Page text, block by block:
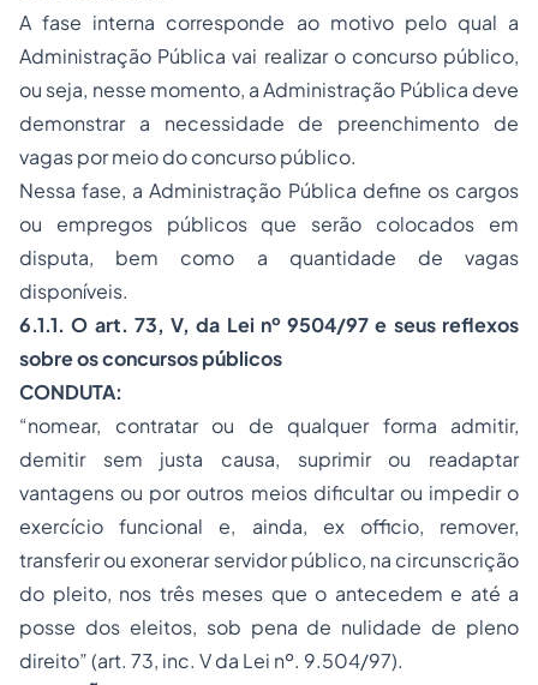
A fase interna corresponde ao motivo pelo qual a
Administração Pública vai realizar o concurso público,
ou seja, nesse momento, a Administração Pública deve
demonstrar a necessidade de preenchimento de
vagas por meio do concurso público.
Nessa fase, a Administração Pública define os cargos
ou empregos públicos que serão colocados em
disputa, bem como a quantidade de vagas
disponíveis.
6.1.1. O art. 73, V, da Lei nº 9504/97 e seus reflexos
sobre os concursos públicos
CONDUTA:
“nomear, contratar ou de qualquer forma admitir,
demitir sem justa causa, suprimir ou readaptar
vantagens ou por outros meios dificultar ou impedir o
exercício funcional e, ainda, ex officio, remover,
transferir ou exonerar servidor público, na circunscrição
do pleito, nos três meses que o antecedem e até a
posse dos eleitos, sob pena de nulidade de pleno
direito” (art. 73, inc. V da Lei nº. 9.504/97).